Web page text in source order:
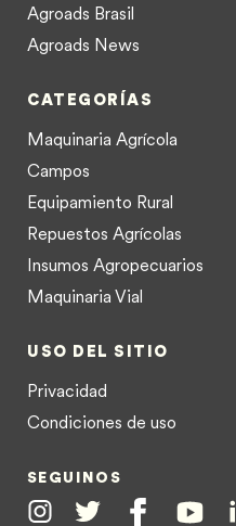
Agroads Brasil
Agroads News
CATEGORÍAS
Maquinaria Agrícola
Campos
Equipamiento Rural
Repuestos Agrícolas
Insumos Agropecuarios
Maquinaria Vial
USO DEL SITIO
Privacidad
Condiciones de uso
SEGUINOS